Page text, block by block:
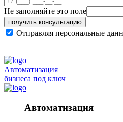
Не заполняйте это поле
получить консультацию
Отправляя персональные
Автоматизация
бизнеса под ключ
Автоматизация